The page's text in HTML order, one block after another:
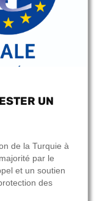
UN
de la Turquie à
par le
et un soutien
des